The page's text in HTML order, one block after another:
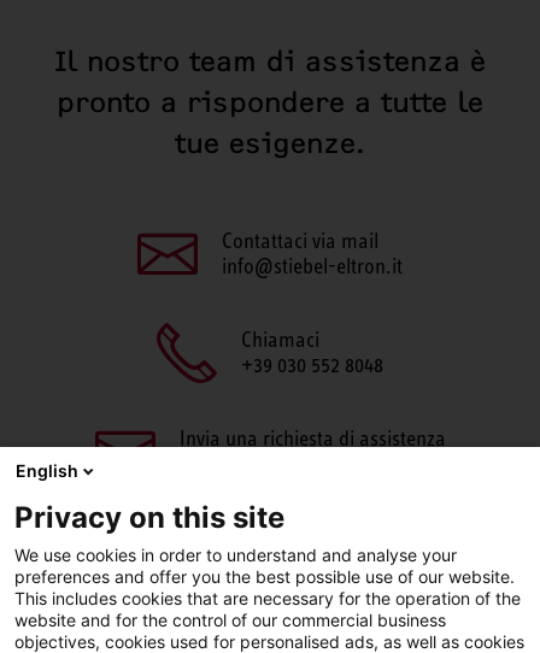
Il nostro team di assistenza è
pronto a rispondere a tutte le
tue esigenze.
Contattaci via mail
info@stiebel-eltron.it
Chiamaci
+39 030 552 8048
Invia una richiesta di assistenza
English
Privacy on this site
We use cookies in order to understand and analyse your
preferences and offer you the best possible use of our website.
This includes cookies that are necessary for the operation of the
website and for the control of our commercial business
objectives, cookies used for personalised ads, as well as cookies